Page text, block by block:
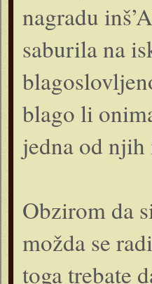
nagradu
saburila na
blago li
jedna od
Obzirom da
možda se
toga trebate